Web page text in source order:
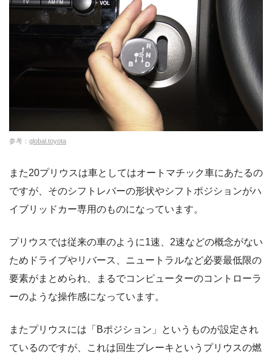
参考： global.toyota
また20プリウスは車としてはオートマチック車にあたるの
ですが、そのシフトレバーの形状やシフトポジションがハ
イブリッドカー専用のものになっています。
プリウスでは従来の車のように1速、2速などの概念がない
ためドライブやリバース、ニュートラルなど必要最低限の
要素がまとめられ、まるでコンピューターのコントローラ
ーのような操作感になっています。
またプリウスには「Bポジション」というものが設定され
ているのですが、これは回生ブレーキというプリウスの燃